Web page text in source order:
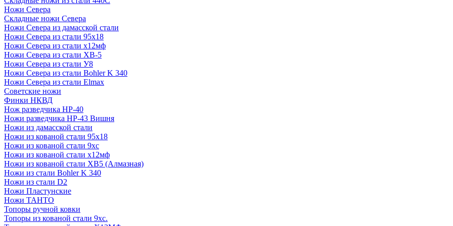
Ножи Севера
Складные ножи Севера
Ножи Севера из дамасской стали
Ножи Севера из стали 95х18
Ножи Севера из стали х12мф
Ножи Севера из стали ХВ-5
Ножи Севера из стали У8
Ножи Севера из стали Bohler K 340
Ножи Севера из стали Elmax
Советские ножи
Финки НКВД
Нож разведчика НР-40
Ножи разведчика НР-43 Вишня
Ножи из дамасской стали
Ножи из кованой стали 95х18
Ножи из кованой стали 9хс
Ножи из кованой стали х12мф
Ножи из кованой стали ХВ5 (Алмазная)
Ножи из стали Bohler K 340
Ножи из стали D2
Ножи Пластунские
Ножи ТАНТО
Топоры ручной ковки
Топоры из кованой стали 9хс.